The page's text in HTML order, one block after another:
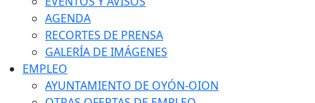
AGENDA
RECORTES DE PRENSA
GALERÍA DE IMÁGENES
EMPLEO
AYUNTAMIENTO DE OYÓN-OION